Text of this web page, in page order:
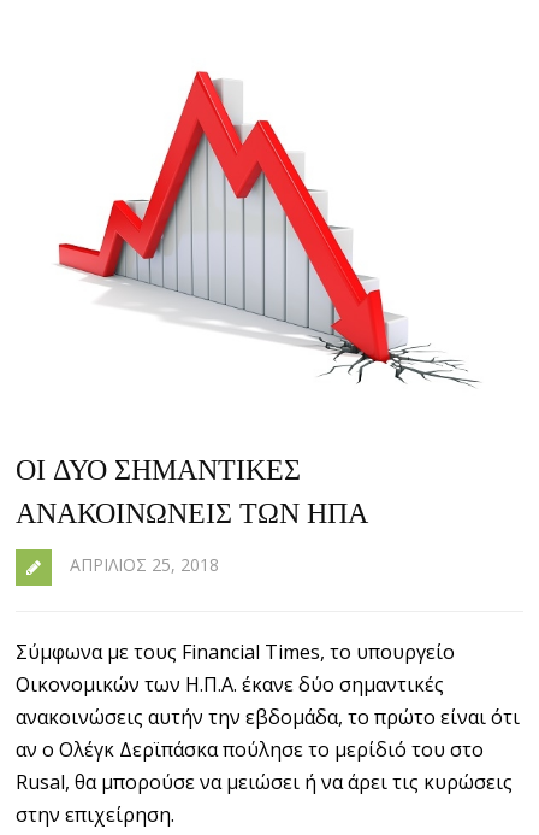
ΟΙ ΔΥΟ ΣΗΜΑΝΤΙΚΈΣ
ΑΝΑΚΟΙΝΏΝΕΙΣ ΤΩΝ ΗΠΑ
ΑΠΡΊΛΙΟΣ 25, 2018
Σύμφωνα με τους Financial Times, το υπουργείο
Οικονομικών των Η.Π.Α. έκανε δύο σημαντικές
ανακοινώσεις αυτήν την εβδομάδα, το πρώτο είναι ότι
αν ο Ολέγκ Δερϊπάσκα πούλησε το μερίδιό του στο
Rusal, θα μπορούσε να μειώσει ή να άρει τις κυρώσεις
στην επιχείρηση.